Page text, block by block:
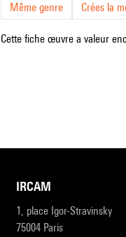
Même genre Crées la
Cette fiche œuvre a valeur
IRCAM
1, place Igor-Stravinsky
75004 Paris